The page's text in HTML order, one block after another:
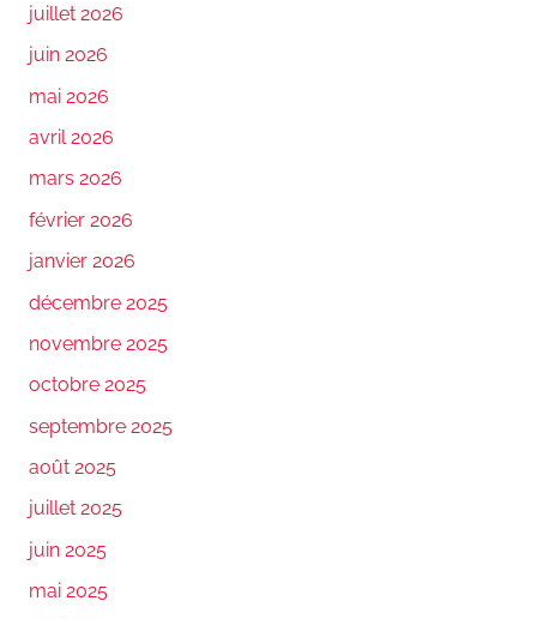
juillet 2026
juin 2026
mai 2026
avril 2026
mars 2026
février 2026
janvier 2026
décembre 2025
novembre 2025
octobre 2025
septembre 2025
août 2025
juillet 2025
juin 2025
mai 2025